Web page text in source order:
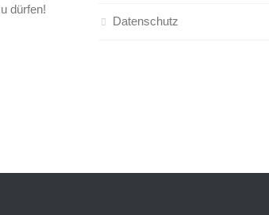
dürfen!
Datenschutz